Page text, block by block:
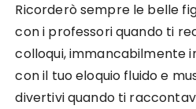
Ricorderò sempre le belle
con i professori quando ti
colloqui, immancabilmente
con il tuo eloquio fluido e
divertivi quando ti